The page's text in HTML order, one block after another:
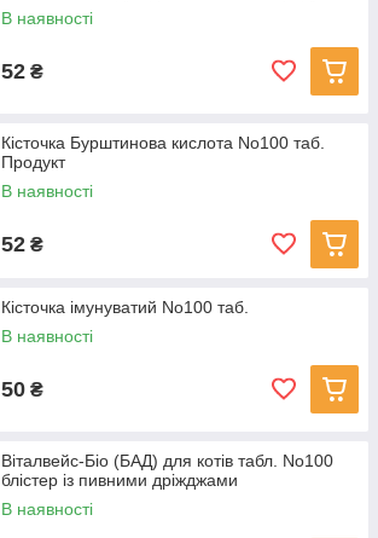
В наявності
52 ₴
Кісточка Бурштинова кислота No100 таб.
Продукт
В наявності
52 ₴
Кісточка імунуватий No100 таб.
В наявності
50 ₴
Віталвейс-Біо (БАД) для котів табл. No100
блістер із пивними дріжджами
В наявності